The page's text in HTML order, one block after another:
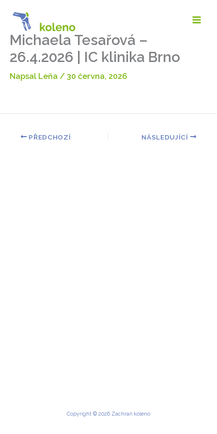
Michaela Tesařová –
26.4.2026 | IC klinika Brno
Napsal Leňa / 30 června, 2026
PŘEDCHOZÍ NÁSLEDUJÍCÍ
Copyright © 2026 Zachraň koleno